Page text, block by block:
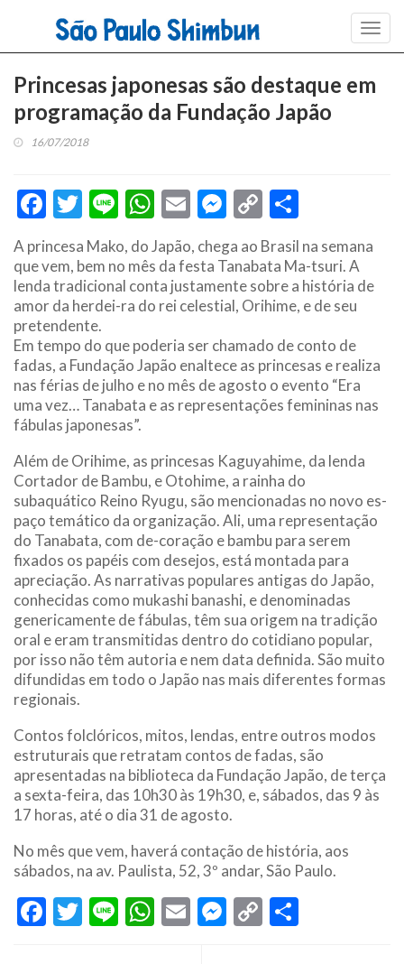
Princesas japonesas são destaque em
programação da Fundação Japão
16/07/2018
Facebook
Twitter
LineWhatsApp
EmailMessenger
Copy
Link
A princesa Mako, do Japão, chega ao Brasil na semana
que vem, bem no mês da festa Tanabata Ma-tsuri. A
lenda tradicional conta justamente sobre a história de
amor da herdei-ra do rei celestial, Orihime, e de seu
pretendente.
Em tempo do que poderia ser chamado de conto de
fadas, a Fundação Japão enaltece as princesas e realiza
nas férias de julho e no mês de agosto o evento “Era
uma vez… Tanabata e as representações femininas nas
fábulas japonesas”.
Além de Orihime, as princesas Kaguyahime, da lenda
Cortador de Bambu, e Otohime, a rainha do
subaquático Reino Ryugu, são mencionadas no novo es-
paço temático da organização. Ali, uma representação
do Tanabata, com de-coração e bambu para serem
fixados os papéis com desejos, está montada para
apreciação. As narrativas populares antigas do Japão,
conhecidas como mukashi banashi, e denominadas
genericamente de fábulas, têm sua origem na tradição
oral e eram transmitidas dentro do cotidiano popular,
por isso não têm autoria e nem data definida. São muito
difundidas em todo o Japão nas mais diferentes formas
regionais.
Contos folclóricos, mitos, lendas, entre outros modos
estruturais que retratam contos de fadas, são
apresentadas na biblioteca da Fundação Japão, de terça
a sexta-feira, das 10h30 às 19h30, e, sábados, das 9 às
17 horas, até o dia 31 de agosto.
No mês que vem, haverá contação de história, aos
sábados, na av. Paulista, 52, 3º andar, São Paulo.
Facebook
Twitter
LineWhatsApp
EmailMessenger
Copy